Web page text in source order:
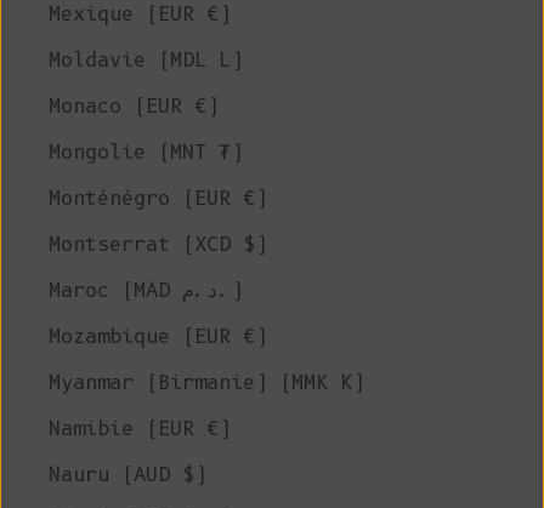
Mexique (EUR €)
Moldavie (MDL L)
Monaco (EUR €)
Mongolie (MNT ₮)
Monténégro (EUR €)
Montserrat (XCD $)
Maroc (MAD د.م.)
Mozambique (EUR €)
Myanmar (Birmanie) (MMK K)
Namibie (EUR €)
Nauru (AUD $)